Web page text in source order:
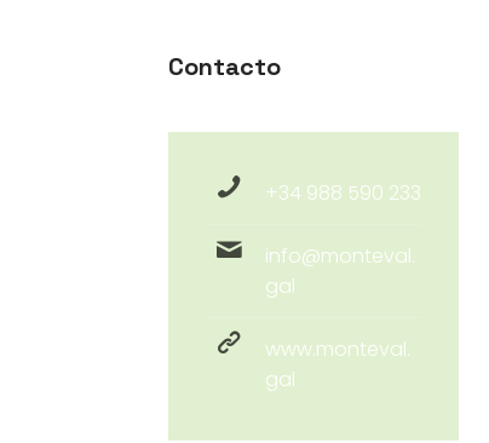
Contacto
+34 988 590 233
info@monteval.
gal
www.monteval.
gal